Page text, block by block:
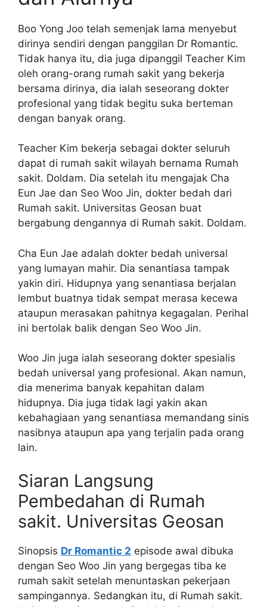
Boo Yong Joo telah semenjak lama menyebut
dirinya sendiri dengan panggilan Dr Romantic.
Tidak hanya itu, dia juga dipanggil Teacher Kim
oleh orang-orang rumah sakit yang bekerja
bersama dirinya, dia ialah seseorang dokter
profesional yang tidak begitu suka berteman
dengan banyak orang.
Teacher Kim bekerja sebagai dokter seluruh
dapat di rumah sakit wilayah bernama Rumah
sakit. Doldam. Dia setelah itu mengajak Cha
Eun Jae dan Seo Woo Jin, dokter bedah dari
Rumah sakit. Universitas Geosan buat
bergabung dengannya di Rumah sakit. Doldam.
Cha Eun Jae adalah dokter bedah universal
yang lumayan mahir. Dia senantiasa tampak
yakin diri. Hidupnya yang senantiasa berjalan
lembut buatnya tidak sempat merasa kecewa
ataupun merasakan pahitnya kegagalan. Perihal
ini bertolak balik dengan Seo Woo Jin.
Woo Jin juga ialah seseorang dokter spesialis
bedah universal yang profesional. Akan namun,
dia menerima banyak kepahitan dalam
hidupnya. Dia juga tidak lagi yakin akan
kebahagiaan yang senantiasa memandang sinis
nasibnya ataupun apa yang terjalin pada orang
lain.
Siaran Langsung
Pembedahan di Rumah
sakit. Universitas Geosan
Sinopsis Dr Romantic 2 episode awal dibuka
dengan Seo Woo Jin yang bergegas tiba ke
rumah sakit setelah menuntaskan pekerjaan
sampingannya. Sedangkan itu, di Rumah sakit.